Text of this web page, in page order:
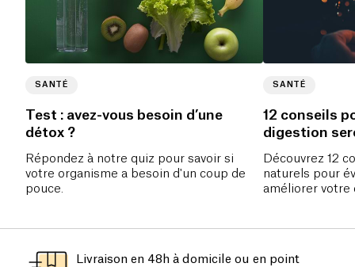
SANTÉ
Test : avez-vous besoin d’une
détox ?
Répondez à notre quiz pour savoir si
votre organisme a besoin d'un coup de
pouce.
SANTÉ
12 conseils
digestion
fêtes
Découvrez 12
naturels pour
améliorer votre
Livraison en 48h à domicile ou en point